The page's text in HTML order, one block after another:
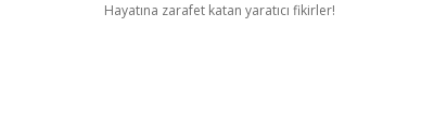
Hayatına zarafet katan yaratıcı fikirler!